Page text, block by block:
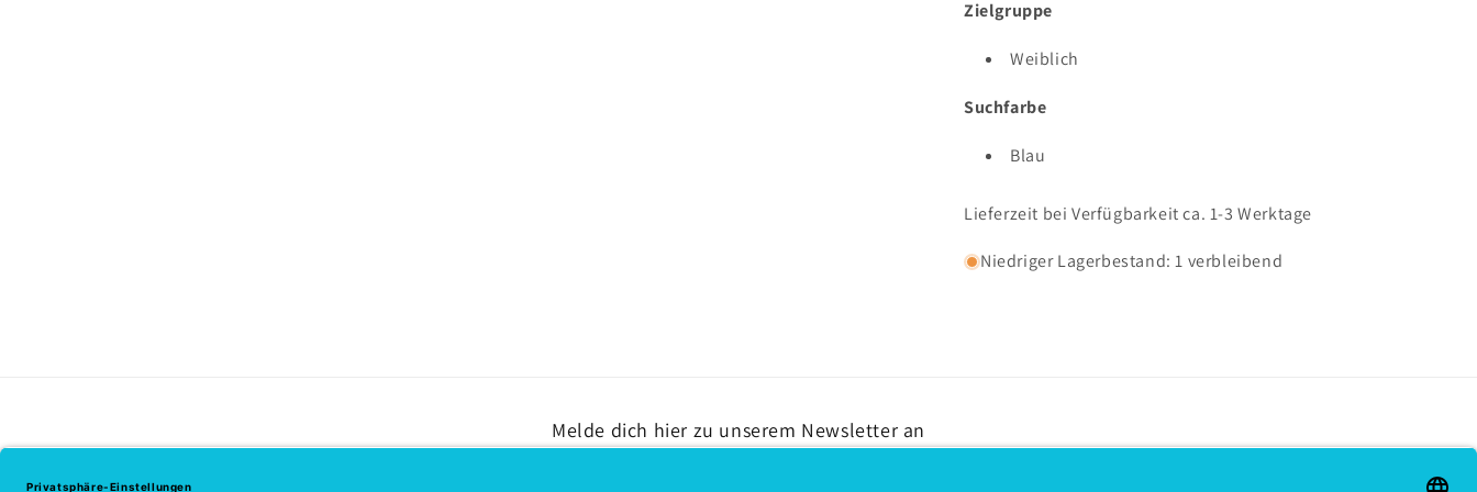
Zielgruppe
Weiblich
Suchfarbe
Blau
Lieferzeit bei Verfügbarkeit ca. 1-3 Werktage
Niedriger Lagerbestand: 1 verbleibend
Melde dich hier zu unserem Newsletter an